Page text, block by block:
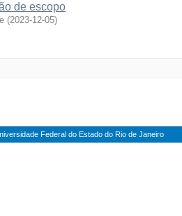
de escopo
(2023-12-05)
Federal do Estado do Rio de Janeiro